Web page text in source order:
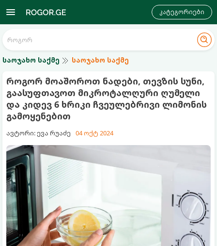
კატეგორიები
საოჯახო საქმე საოჯახო საქმე
როგორ მოაშოროთ ნადები, თევზის სუნი,
გაასუფთავოთ მიკროტალღური ღუმელი
და კიდევ 6 ხრიკი ჩვეულებრივი ლიმონის
გამოყენებით
ავტორი: ევა რუაძე 04 ოქტ 2024